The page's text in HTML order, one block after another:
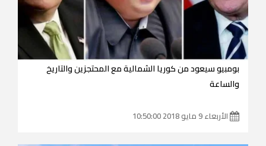
بومبيو سيعود من كوريا الشمالية مع المحتجزين والتاريخ
والساعة
الأربعاء 9 مايو 2018 10:50:00